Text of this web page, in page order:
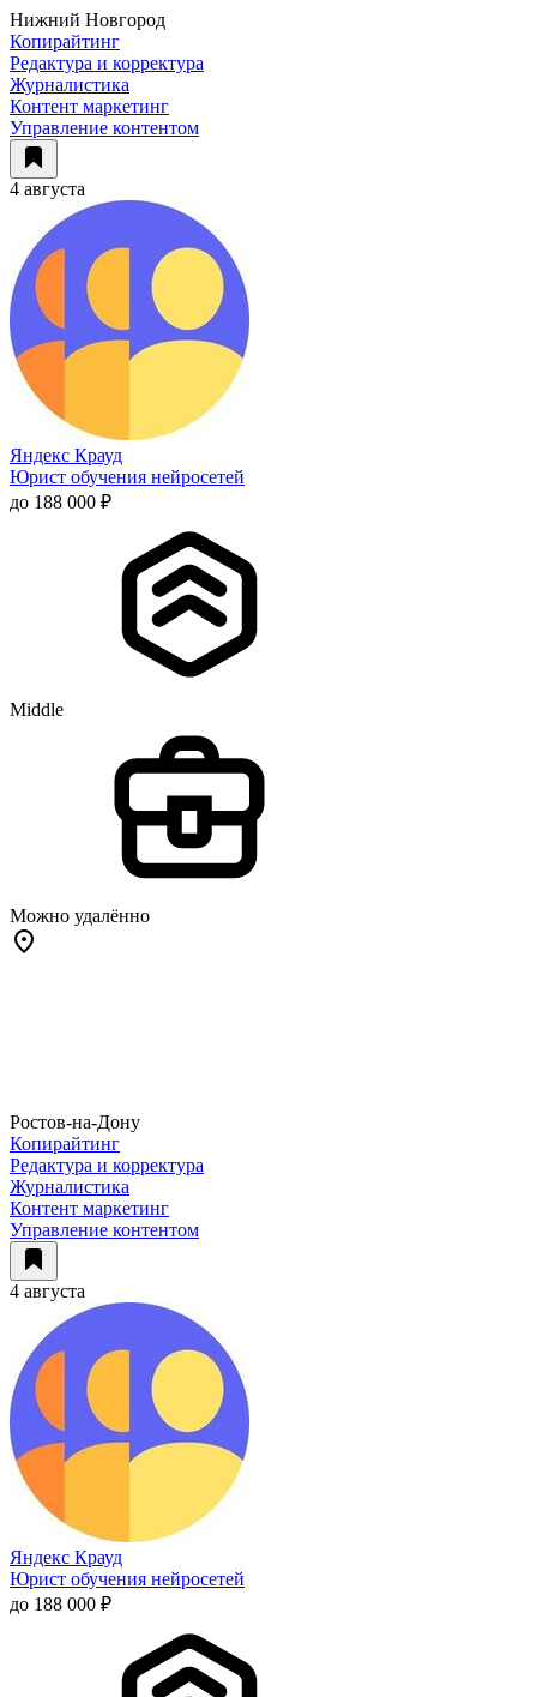
Нижний Новгород
Копирайтинг
Редактура и корректура
Журналистика
Контент маркетинг
Управление контентом
4 августа
Яндекс Крауд
Юрист обучения нейросетей
до 188 000 ₽
Middle
Можно удалённо
Ростов-на-Дону
Копирайтинг
Редактура и корректура
Журналистика
Контент маркетинг
Управление контентом
4 августа
Яндекс Крауд
Юрист обучения нейросетей
до 188 000 ₽